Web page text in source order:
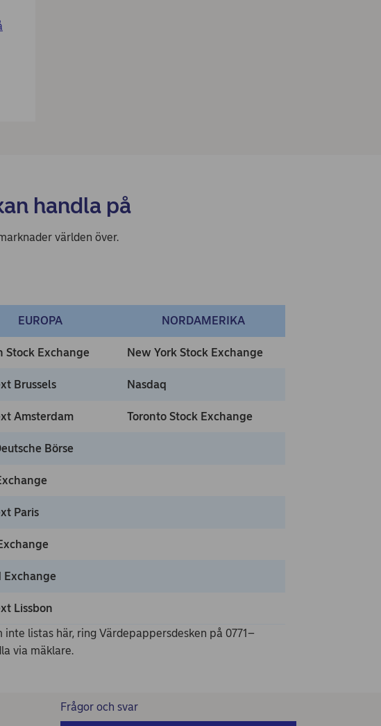
handla på
världen över.
EUROPA NORDAMERIKA
Stock Exchange New York Stock Exchange
Brussels Nasdaq
Amsterdam Toronto Stock Exchange
Börse
Paris
Exchange
Lissbon
listas här, ring Värdepappersdesken på 0771–
via mäklare.
Frågor och svar